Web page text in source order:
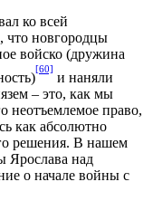
ко всей
что новгородцы
войско (дружина
[60]
и наняли
– это, как мы
неотъемлемое право,
как абсолютно
решения. В нашем
Ярослава над
о начале войны с